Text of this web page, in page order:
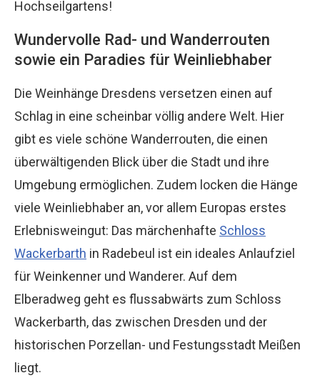
Hochseilgartens!
Wundervolle Rad- und Wanderrouten
sowie ein Paradies für Weinliebhaber
Die Weinhänge Dresdens versetzen einen auf
Schlag in eine scheinbar völlig andere Welt. Hier
gibt es viele schöne Wanderrouten, die einen
überwältigenden Blick über die Stadt und ihre
Umgebung ermöglichen. Zudem locken die Hänge
viele Weinliebhaber an, vor allem Europas erstes
Erlebnisweingut: Das märchenhafte Schloss
Wackerbarth in Radebeul ist ein ideales Anlaufziel
für Weinkenner und Wanderer. Auf dem
Elberadweg geht es flussabwärts zum Schloss
Wackerbarth, das zwischen Dresden und der
historischen Porzellan- und Festungsstadt Meißen
liegt.